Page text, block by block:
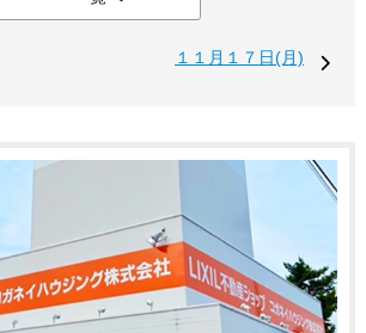
１１月１７日(月)